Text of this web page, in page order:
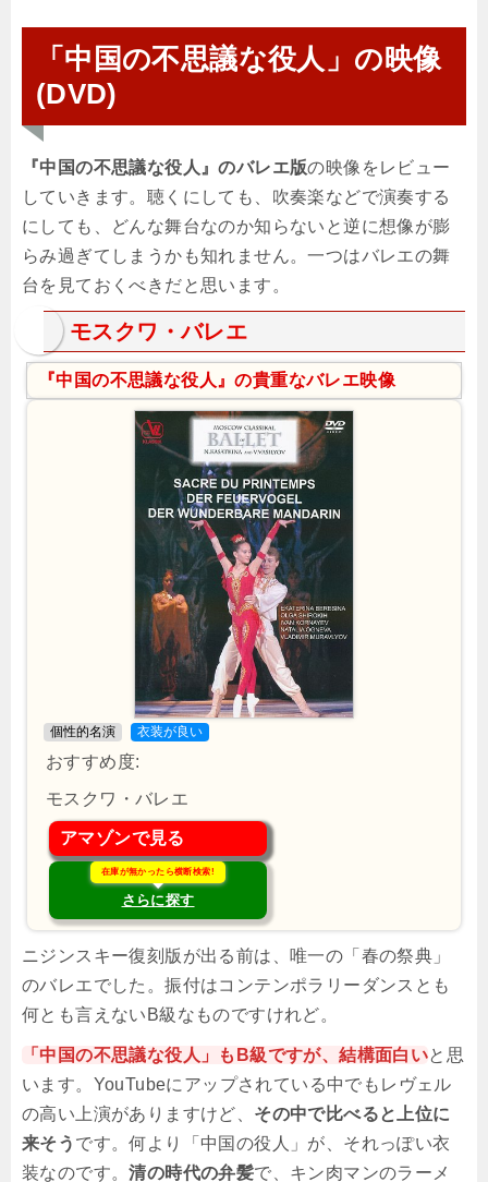
「中国の不思議な役人」の映像
(DVD)
『中国の不思議な役人』のバレエ版の映像をレビュー
していきます。聴くにしても、吹奏楽などで演奏する
にしても、どんな舞台なのか知らないと逆に想像が膨
らみ過ぎてしまうかも知れません。一つはバレエの舞
台を見ておくべきだと思います。
モスクワ・バレエ
『中国の不思議な役人』の貴重なバレエ映像
個性的名演 衣装が良い
おすすめ度:
モスクワ・バレエ
アマゾンで見る
在庫が無かったら横断検索!
さらに探す
ニジンスキー復刻版が出る前は、唯一の「春の祭典」
のバレエでした。振付はコンテンポラリーダンスとも
何とも言えないB級なものですけれど。
「中国の不思議な役人」もB級ですが、結構面白いと思
います。YouTubeにアップされている中でもレヴェル
の高い上演がありますけど、 その中で比べると上位に
来そう です。何より「中国の役人」が、それっぽい衣
装なのです。清の時代の弁髪で、キン肉マンのラーメ